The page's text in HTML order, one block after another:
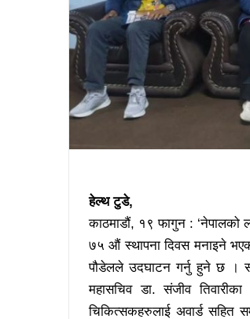
हेल्थ टुडे,
काठमाडौं, १९ फागुन : ‘नेपालको
७५ औं स्थापना दिवस मनाइने
पौडेलले उदघाटन गर्नु हुने छ ।
महासचिव डा. संजीव
चिकित्सकहरुलाई अवार्ड सहित